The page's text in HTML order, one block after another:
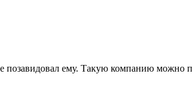
позавидовал ему. Такую компанию можно